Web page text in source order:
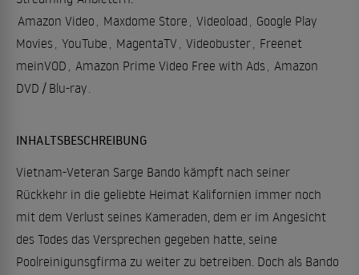
Amazon Video , Maxdome Store , Videoload , Google Play
Movies, YouTube , MagentaTV, Videobuster, Freenet
meinVOD , Amazon Prime Video Free with Ads, Amazon
DVD / Blu-ray.
INHALTSBESCHREIBUNG
Vietnam-Veteran Sarge Bando kämpft nach seiner
Rückkehr in die geliebte Heimat Kalifornien immer noch
mit dem Verlust seines Kameraden, dem er im Angesicht
des Todes das Versprechen gegeben hatte, seine
Poolreinigunsgfirma zu weiter zu betreiben. Doch als Bando